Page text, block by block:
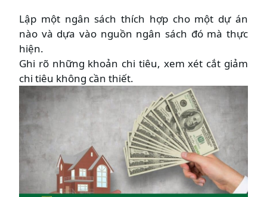
Lập một ngân sách thích hợp cho một dự án
nào và dựa vào nguồn ngân sách đó mà thực
hiện.
Ghi rõ những khoản chi tiêu, xem xét cắt giảm
chi tiêu không cần thiết.